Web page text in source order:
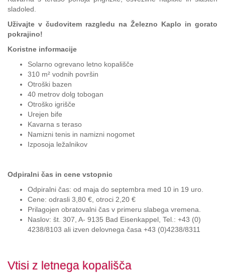
sladoled.
Uživajte v čudovitem razgledu na Železno Kaplo in gorato
pokrajino!
Koristne informacije
Solarno ogrevano letno kopališče
310 m² vodnih površin
Otroški bazen
40 metrov dolg tobogan
Otroško igrišče
Urejen bife
Kavarna s teraso
Namizni tenis in namizni nogomet
Izposoja ležalnikov
Odpiralni čas in cene vstopnic
Odpiralni čas: od maja do septembra med 10 in 19 uro.
Cene: odrasli 3,80 €, otroci 2,20 €
Prilagojen obratovalni čas v primeru slabega vremena.
Naslov: št. 307, A- 9135 Bad Eisenkappel, Tel.: +43 (0)
4238/8103 ali izven delovnega časa +43 (0)4238/8311
Vtisi z letnega kopališča